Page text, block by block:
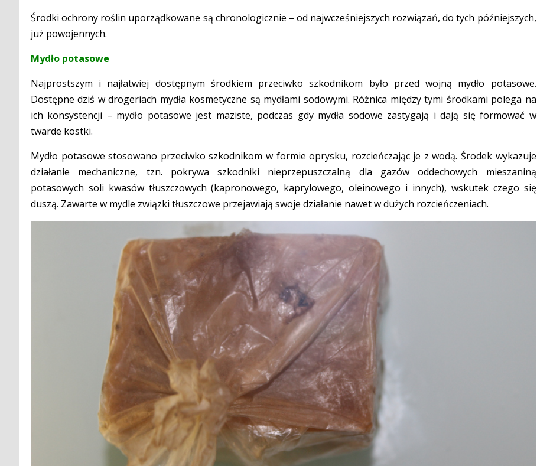
Środki ochrony roślin uporządkowane są chronologicznie – od najwcześniejszych rozwiązań, do tych późniejszych,
już powojennych.
Mydło potasowe
Najprostszym i najłatwiej dostępnym środkiem przeciwko szkodnikom było przed wojną mydło potasowe.
Dostępne dziś w drogeriach mydła kosmetyczne są mydłami sodowymi. Różnica między tymi środkami polega na
ich konsystencji – mydło potasowe jest maziste, podczas gdy mydła sodowe zastygają i dają się formować w
twarde kostki.
Mydło potasowe stosowano przeciwko szkodnikom w formie oprysku, rozcieńczając je z wodą. Środek wykazuje
działanie mechaniczne, tzn. pokrywa szkodniki nieprzepuszczalną dla gazów oddechowych mieszaniną
potasowych soli kwasów tłuszczowych (kapronowego, kaprylowego, oleinowego i innych), wskutek czego się
duszą. Zawarte w mydle związki tłuszczowe przejawiają swoje działanie nawet w dużych rozcieńczeniach.